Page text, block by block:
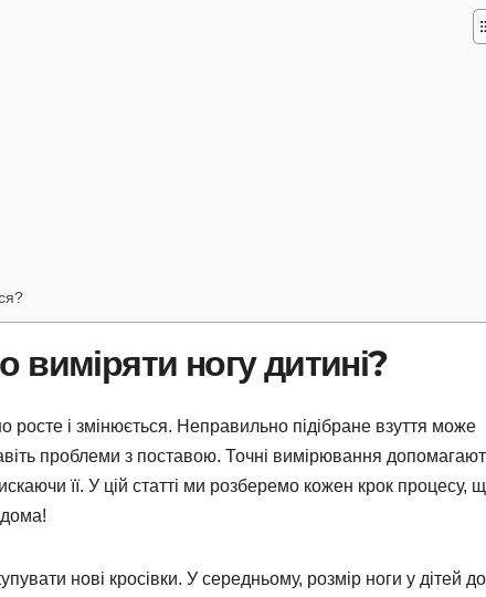
ногу дитині?
росте і змінюється. Неправильно підібране взуття може
проблеми з поставою. Точні вимірювання
її. У цій статті ми розберемо кожен крок процесу,
нові кросівки. У середньому, розмір ноги у дітей